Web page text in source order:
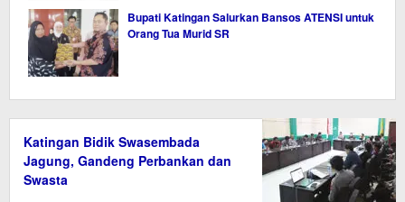
Bupati Katingan Salurkan Bansos ATENSI untuk
Orang Tua Murid SR
Katingan Bidik Swasembada
Jagung, Gandeng Perbankan dan
Swasta